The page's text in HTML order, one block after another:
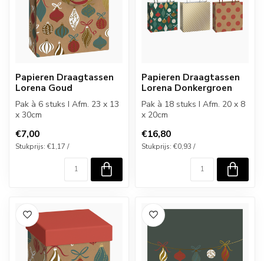
Papieren Draagtassen
Lorena Goud
Pak à 6 stuks I Afm. 23 x 13
x 30cm
€7,00
Stukprijs: €1,17 /
Papieren Draagtassen
Lorena Donkergroen
Pak à 18 stuks I Afm. 20 x 8
x 20cm
€16,80
Stukprijs: €0,93 /